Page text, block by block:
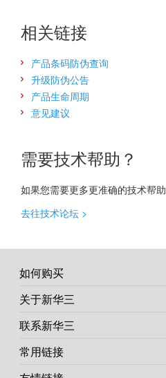
相关链接
产品条码防伪查询
升级防伪公告
产品生命周期
意见建议
需要技术帮助？
如果您需要更多更准确的技术帮助
去往技术论坛 >
如何购买
关于新华三
联系新华三
常用链接